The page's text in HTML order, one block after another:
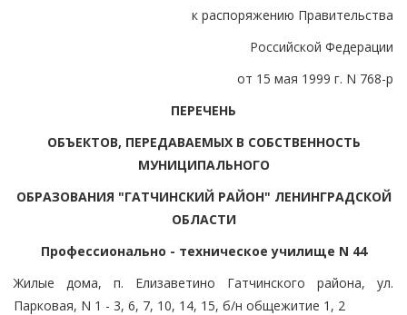
к распоряжению Правительства
Российской Федерации
от 15 мая 1999 г. N 768-р
ПЕРЕЧЕНЬ
ОБЪЕКТОВ, ПЕРЕДАВАЕМЫХ В СОБСТВЕННОСТЬ
МУНИЦИПАЛЬНОГО
ОБРАЗОВАНИЯ "ГАТЧИНСКИЙ РАЙОН" ЛЕНИНГРАДСКОЙ
ОБЛАСТИ
Профессионально - техническое училище N 44
Жилые дома, п. Елизаветино Гатчинского района, ул.
Парковая, N 1 - 3, 6, 7, 10, 14, 15, б/н общежитие 1, 2